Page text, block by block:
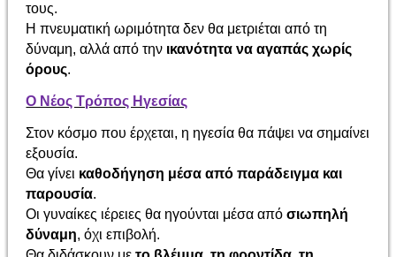
τους.
Η πνευματική ωριμότητα δεν θα μετριέται από τη
δύναμη, αλλά από την ικανότητα να αγαπάς χωρίς
όρους.
Ο Νέος Τρόπος Ηγεσίας
Στον κόσμο που έρχεται, η ηγεσία θα πάψει να σημαίνει
εξουσία.
Θα γίνει καθοδήγηση μέσα από παράδειγμα και
παρουσία.
Οι γυναίκες ιέρειες θα ηγούνται μέσα απόσιωπηλή
δύναμη, όχι επιβολή.